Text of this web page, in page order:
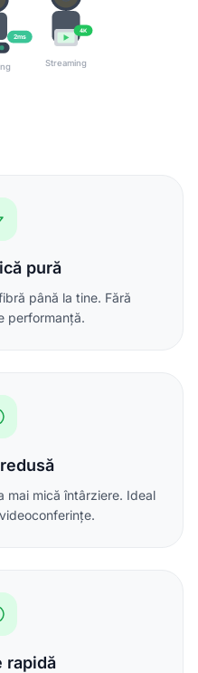
2ms
4K
Streaming
pură
până la tine. Fără
performanță.
mai mică întârziere. Ideal
rapidă